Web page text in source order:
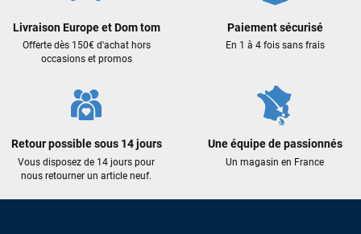
Livraison Europe et Dom tom
Offerte dès 150€ d'achat hors
occasions et promos
Paiement sécurisé
En 1 à 4 fois sans frais
Retour possible sous 14 jours
Vous disposez de 14 jours pour
nous retourner un article neuf.
Une équipe de passionnés
Un magasin en France
Maronui RICHMOND
il y a 3 mois
J'ai acheté une voile d'occasion depuis Tahiti. Super service.
L'envoi a été rapide. La voile est arrivée en super état.
VOIR TOUS LES AVIS
LAISSER UN AVIS